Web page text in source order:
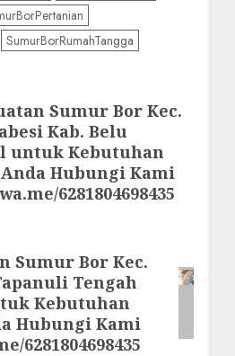
SumurBorRumahTangga
Sumur Bor Kec.
Kab. Belu
untuk Kebutuhan
Hubungi Kami
6281804698435
Sumur Bor Kec.
Tengah
Kebutuhan
Hubungi Kami
6281804698435